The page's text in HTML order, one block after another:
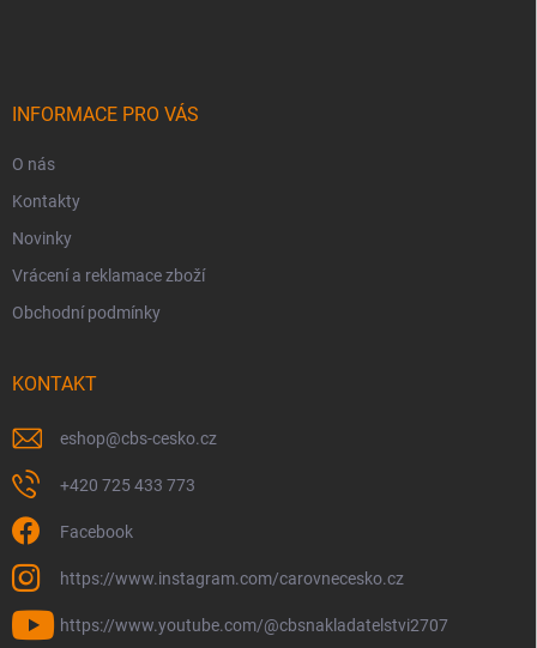
INFORMACE PRO VÁS
O nás
Kontakty
Novinky
Vrácení a reklamace zboží
Obchodní podmínky
KONTAKT
eshop@cbs-cesko.cz
+420 725 433 773
Facebook
https://www.instagram.com/carovnecesko.cz
https://www.youtube.com/@cbsnakladatelstvi2707